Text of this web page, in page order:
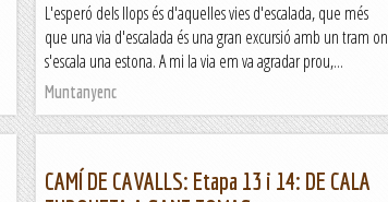
L'esperó dels llops és d'aquelles vies d'escalada, que més
que una via d'escalada és una gran excursió amb un tram on
s'escala una estona. A mi la via em va agradar prou,...
Muntanyenc
CAMÍ DE CAVALLS: Etapa 13 i 14: DE CALA